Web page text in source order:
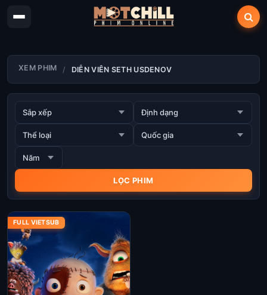
XEM PHIM DIỄN VIÊN SETH USDENOV
FULL VIETSUB